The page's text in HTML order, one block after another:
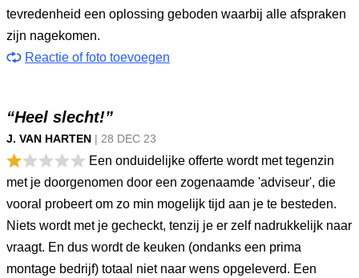
tevredenheid een oplossing geboden waarbij alle afspraken
zijn nagekomen.
Reactie of foto toevoegen
“Heel slecht!”
J. VAN HARTEN | 28 DEC 23
Een onduidelijke offerte wordt met tegenzin
met je doorgenomen door een zogenaamde 'adviseur', die
vooral probeert om zo min mogelijk tijd aan je te besteden.
Niets wordt met je gecheckt, tenzij je er zelf nadrukkelijk naar
vraagt. En dus wordt de keuken (ondanks een prima
montage bedrijf) totaal niet naar wens opgeleverd. Een